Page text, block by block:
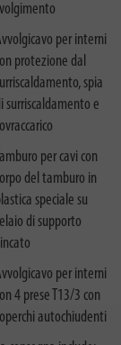
per interni
protezione dal
spia
surriscaldamento e
per cavi con
del tamburo in
speciale su
di supporto
per interni
4 prese T13/3 con
autochiudenti